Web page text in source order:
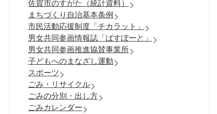
佐賀市のすがた（統計資料）
まちづくり自治基本条例
市民活動応援制度「チカラット」
男女共同参画情報誌「ぱすぽーと」
男女共同参画推進協賛事業所
子どもへのまなざし運動
スポーツ
ごみ・リサイクル
ごみの分別・出し方
ごみカレンダー